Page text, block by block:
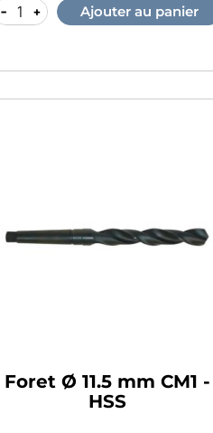
- + Ajouter au panier
Foret Ø 11.5 mm CM1 -
HSS